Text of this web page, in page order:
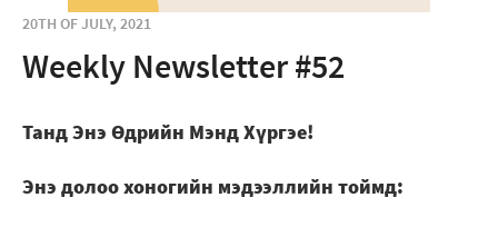
20TH OF JULY, 2021
Weekly Newsletter #52
Танд Энэ Өдрийн Мэнд Хүргэе!
Энэ долоо хоногийн мэдээллийн тоймд: